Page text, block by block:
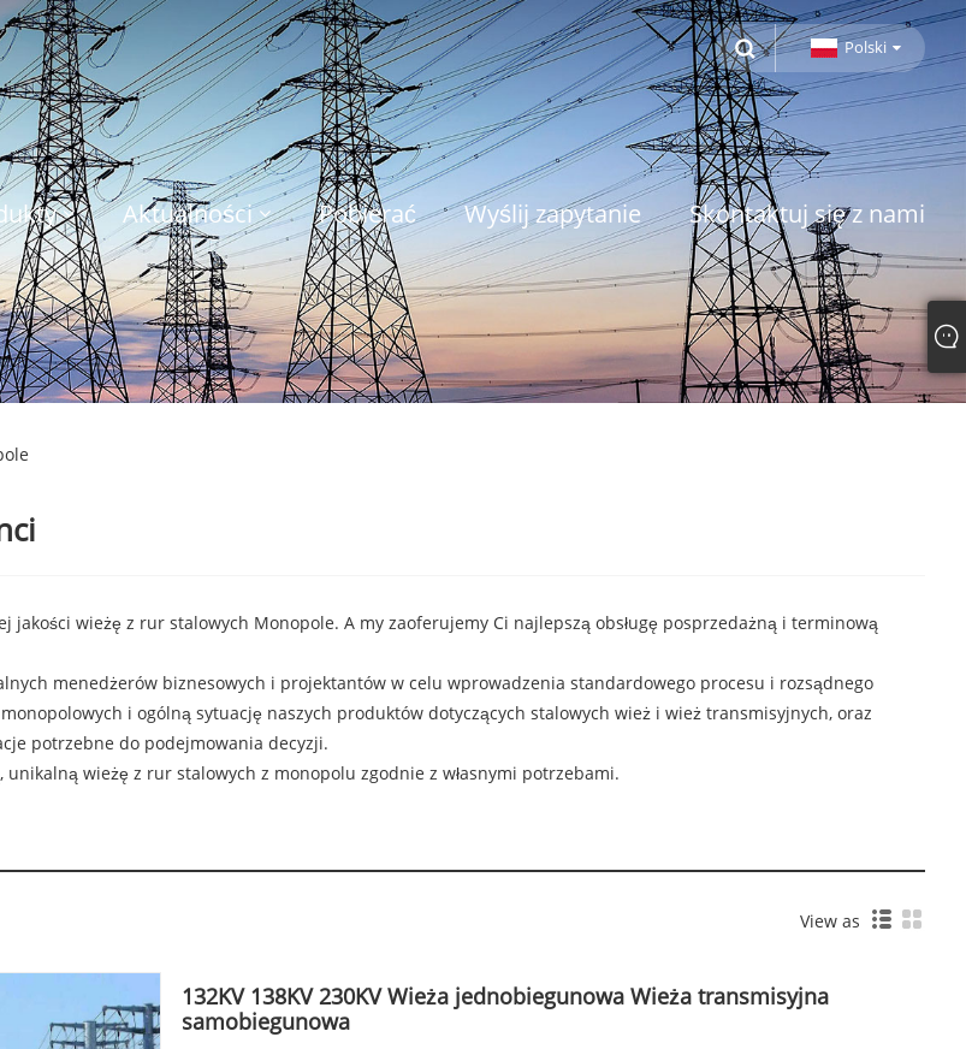
Polski
Aktualności Pobierać Wyślij zapytanie Skontaktuj się z nami
jakości wieżę z rur stalowych Monopole. A my zaoferujemy Ci najlepszą obsługę posprzedażną i terminową
menedżerów biznesowych i projektantów w celu wprowadzenia standardowego procesu i rozsądnego
i ogólną sytuację naszych produktów dotyczących stalowych wież i wież transmisyjnych, oraz
potrzebne do podejmowania decyzji.
wieżę z rur stalowych z monopolu zgodnie z własnymi potrzebami.
View as
132KV 138KV 230KV Wieża jednobiegunowa Wieża transmisyjna
samobiegunowa